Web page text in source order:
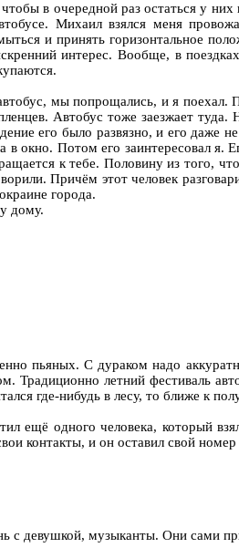
в очередной раз остаться у
Михаил взялся меня
и принять горизонтальное
интерес. Вообще, в
мы попрощались, и я поехал.
Автобус тоже заезжает
его было развязно, и его
в окно. Потом его заинтересовал
к тебе. Половину из того,
Причём этот человек
города.
дому.
пьяных. С дураком надо
Традиционно летний фестиваль
где-нибудь в лесу, то ближе к
ещё одного человека, который
контакты, и он оставил свой номер
с девушкой, музыканты. Они сами